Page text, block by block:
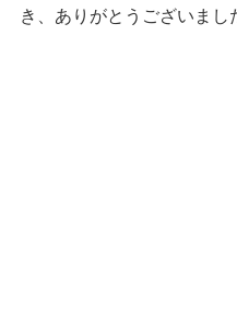
き、ありがとうございまし